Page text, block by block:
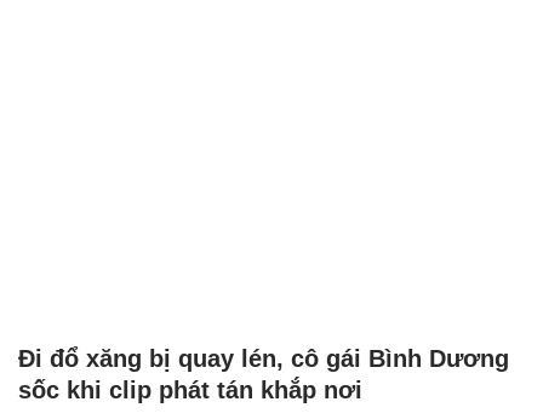
Đi đổ xăng bị quay lén, cô gái Bình Dương
sốc khi clip phát tán khắp nơi